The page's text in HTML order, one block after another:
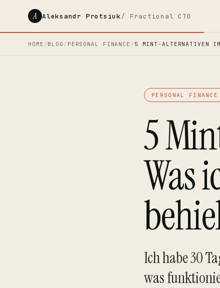
A Aleksandr Protsiuk/ Fractional CTO
HOME /BLOG / PERSONAL FINANCE / 5 MINT-ALTERNATIVEN
PERSONAL FINANCE
5
Was
Ich habe 30
was